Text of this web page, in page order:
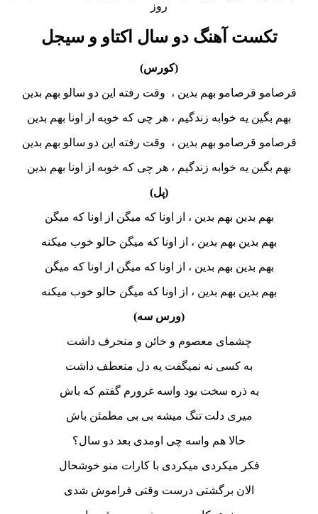
آهنگ دو سال اکتاو و سیجل
قرصامو بهم بدین ، وقت رفته این دو سالو بهم بدین
بگین یه خوابه زندگیم ، هر چی که خوبه از اونا بهم بدین
قرصامو بهم بدین ، وقت رفته این دو سالو بهم بدین
بگین یه خوابه زندگیم ، هر چی که خوبه از اونا بهم بدین
بهم بدین بهم بدین ، از اونا که میگن از اونا که میگن
بدین بهم بدین ، از اونا که میگن حالو خوب میکنه
بهم بدین بهم بدین ، از اونا که میگن از اونا که میگن
بدین بهم بدین ، از اونا که میگن حالو خوب میکنه
(ورس سه)
چشمای معصوم و خائن و منحرف داشت
به کسی نه نمیگفت یه دل منعطف داشت
یه ذره سخت بود واسه غرورم گفتم که باش
میری دلت تنگ میشه بی بی مطمئن باش
حالا هم واسه چی اومدی بعد دو سال؟
فکر میکردی میکردی با کارات منو خوشحال
الان برگشتی درست وقتی فراموش شدی